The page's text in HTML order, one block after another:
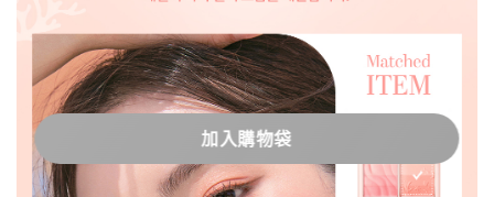
加入購物袋